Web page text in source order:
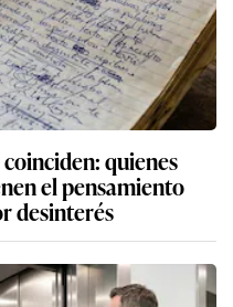
quienes
el pensamiento
desinterés